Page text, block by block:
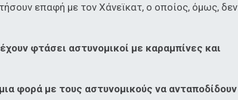
επαφή με τον Χάνεϊκατ, ο οποίος, όμως, δεν
φτάσει αστυνομικοί με καραμπίνες και
φορά με τους αστυνομικούς να ανταποδίδουν